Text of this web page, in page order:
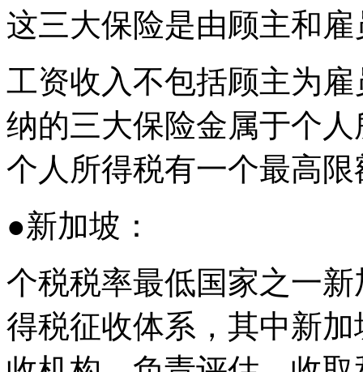
这三大保险是由顾主和
工资收入不包括顾主为
纳的三大保险金属于个
个人所得税有一个最高限
●新加坡：
个税税率最低国家之一
得税征收体系，其中新